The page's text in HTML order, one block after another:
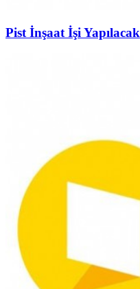
Pist İnşaat İşi Yapılacak